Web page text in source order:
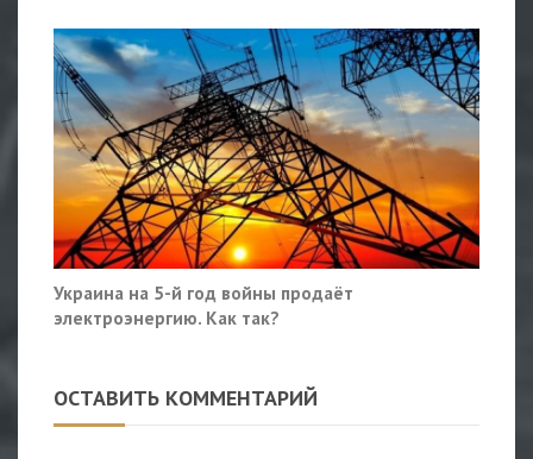
Украина на 5-й год войны продаёт
электроэнергию. Как так?
ОСТАВИТЬ КОММЕНТАРИЙ